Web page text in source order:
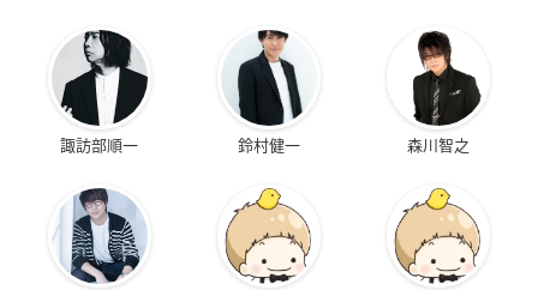
諏訪部順一 鈴村健一 森川智之